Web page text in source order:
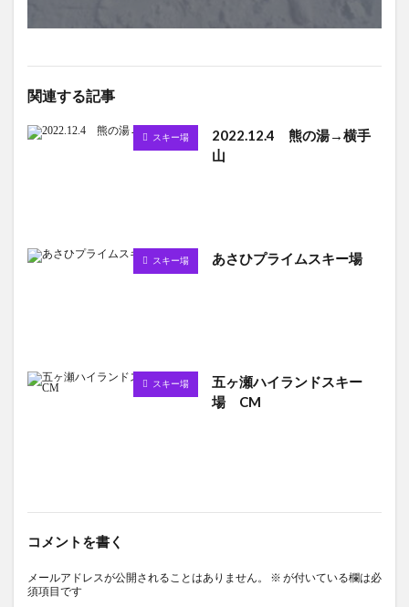
関連する記事
スキー場
2022.12.4 熊の湯→横手
山
スキー場 あさひプライムスキー場
スキー場
五ヶ瀬ハイランドスキー
場 CM
コメントを書く
メールアドレスが公開されることはありません。 ※ が付いている欄は必
須項目です